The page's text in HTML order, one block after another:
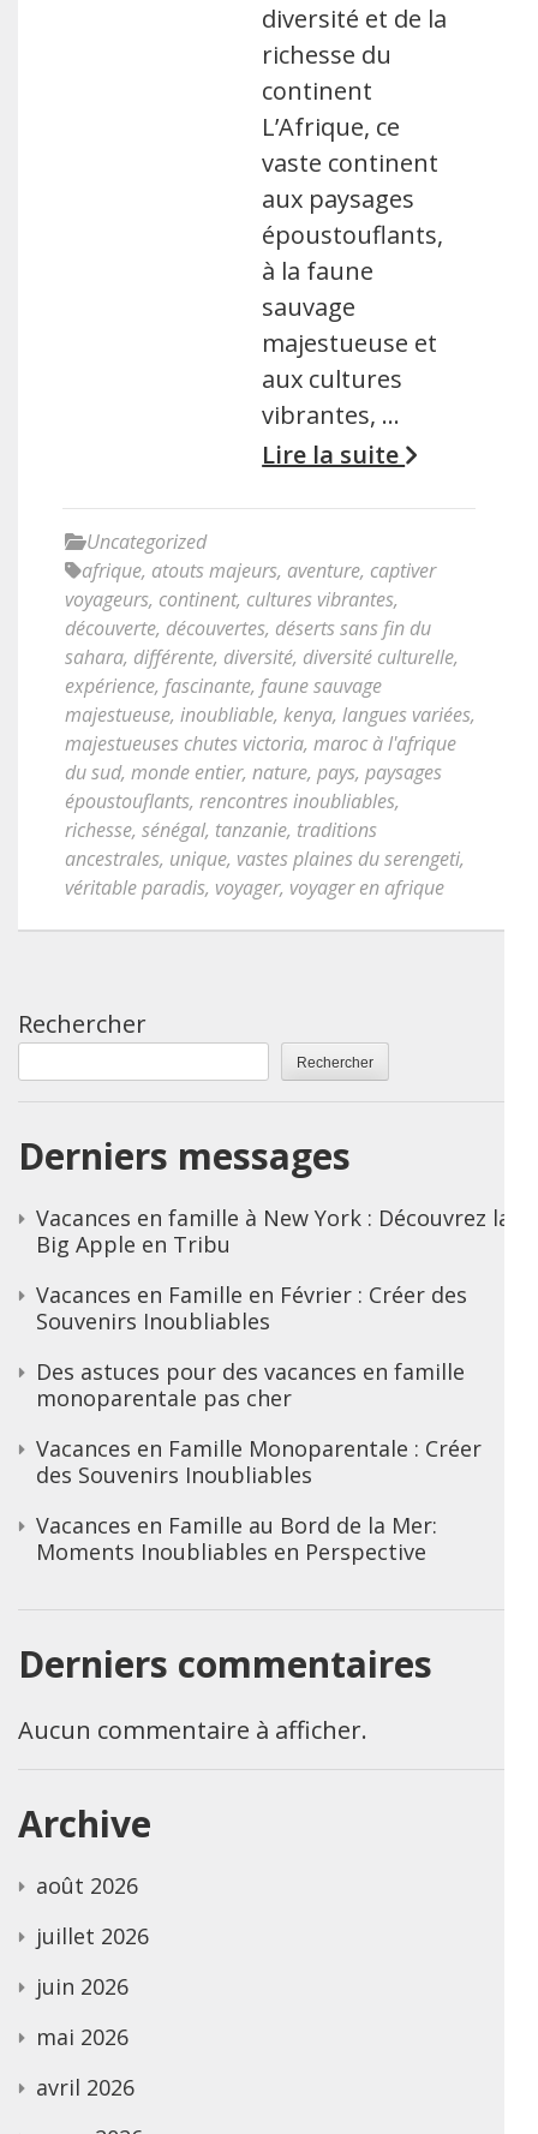
diversité et de la
richesse du
continent
L’Afrique, ce
vaste continent
aux paysages
époustouflants,
à la faune
sauvage
majestueuse et
aux cultures
vibrantes, …
Lire la suite
Uncategorized
afrique, atouts majeurs, aventure, captiver
voyageurs, continent, cultures vibrantes,
découverte, découvertes, déserts sans fin du
sahara, différente, diversité, diversité culturelle,
expérience, fascinante, faune sauvage
majestueuse, inoubliable, kenya, langues variées,
majestueuses chutes victoria, maroc à l'afrique
du sud, monde entier, nature, pays, paysages
époustouflants, rencontres inoubliables,
richesse, sénégal, tanzanie, traditions
ancestrales, unique, vastes plaines du serengeti,
véritable paradis, voyager, voyager en afrique
Rechercher
Rechercher
Derniers messages
Vacances en famille à New York : Découvrez la
Big Apple en Tribu
Vacances en Famille en Février : Créer des
Souvenirs Inoubliables
Des astuces pour des vacances en famille
monoparentale pas cher
Vacances en Famille Monoparentale : Créer
des Souvenirs Inoubliables
Vacances en Famille au Bord de la Mer:
Moments Inoubliables en Perspective
Derniers commentaires
Aucun commentaire à afficher.
Archive
août 2026
juillet 2026
juin 2026
mai 2026
avril 2026